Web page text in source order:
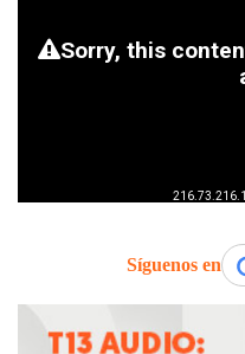
Síguenos en